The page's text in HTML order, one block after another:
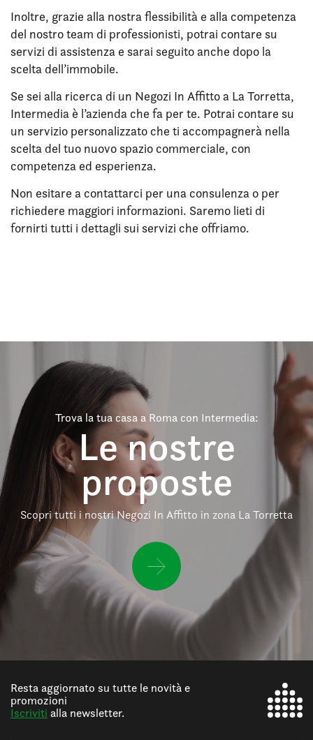
Inoltre, grazie alla nostra flessibilità e alla competenza
del nostro team di professionisti, potrai contare su
servizi di assistenza e sarai seguito anche dopo la
scelta dell’immobile.
Se sei alla ricerca di un Negozi In Affitto a La Torretta,
Intermedia è l’azienda che fa per te. Potrai contare su
un servizio personalizzato che ti accompagnerà nella
scelta del tuo nuovo spazio commerciale, con
competenza ed esperienza.
Non esitare a contattarci per una consulenza o per
richiedere maggiori informazioni. Saremo lieti di
fornirti tutti i dettagli sui servizi che offriamo.
Trova la tua casa a Roma con Intermedia:
Le nostre
proposte
Scopri tutti i nostri Negozi In Affitto in zona La Torretta
Resta aggiornato su tutte le novità e
promozioni
Iscriviti alla newsletter.